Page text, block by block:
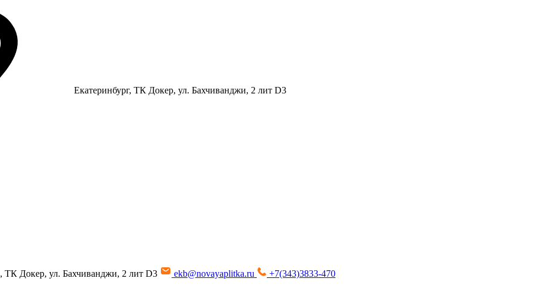
Екатеринбург, ТК Докер, ул. Бахчиванджи, 2 лит D3
, ТК Докер, ул. Бахчиванджи, 2 лит D3 ekb@novayaplitka.ru
+7(343)3833-470